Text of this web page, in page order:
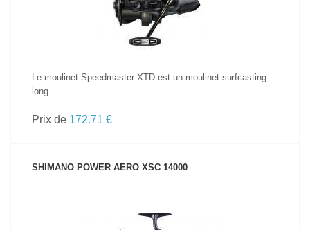
Le moulinet Speedmaster XTD est un moulinet surfcasting
long...
Prix de 172.71 €
SHIMANO POWER AERO XSC 14000